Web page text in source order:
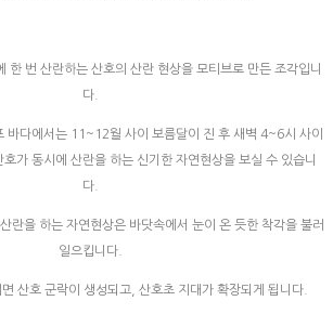
한 번 산란하는 산호의 산란 현상을 모티브로 만든 조각입니
다.
바다에서는 11~12월 사이 보름달이 진 후 새벽 4~6시 사이
가 동시에 산란을 하는 신기한 자연현상을 보실 수 있습니
다.
란을 하는 자연현상은 바닷속에서 눈이 온 듯한 착각을 불러
일으킵니다.
산호 군락이 생성되고, 산호초 지대가 확장되게 됩니다.